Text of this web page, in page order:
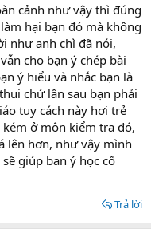
cảnh như vậy thì đúng
hại bạn đó mà không
như anh chì đã nói,
cho bạn ý chép bài
ý hiểu và nhắc bạn là
chứ lần sau bạn phải
tuy cách này hơi trẻ
ở môn kiểm tra đó,
lên hơn, như vậy mình
giúp ban ý học cố
Trả lời